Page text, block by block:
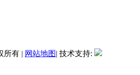
所有 | 网站地图| 技术支持: